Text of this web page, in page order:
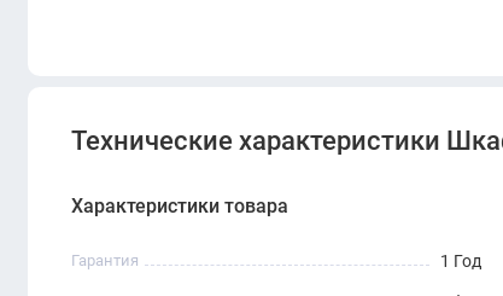
Технические характеристики
Характеристики товара
Гарантия 1 Год